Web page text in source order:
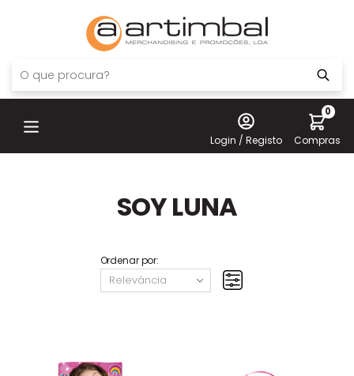
Login / Registo
0
Compras
SOY LUNA
Ordenar por: